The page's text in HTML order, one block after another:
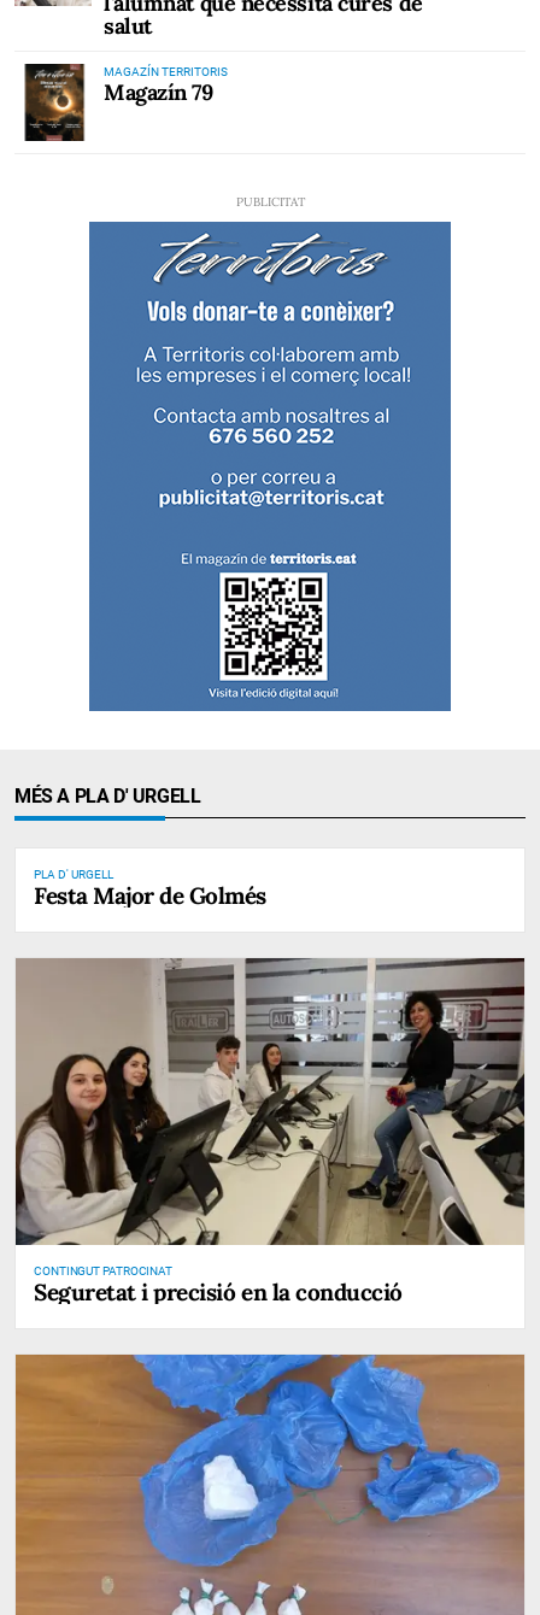
salut
MAGAZÍN TERRITORIS
Magazín 79
MÉS A PLA D' URGELL
PLA D' URGELL
Festa Major de Golmés
CONTINGUT PATROCINAT
Seguretat i precisió en la conducció